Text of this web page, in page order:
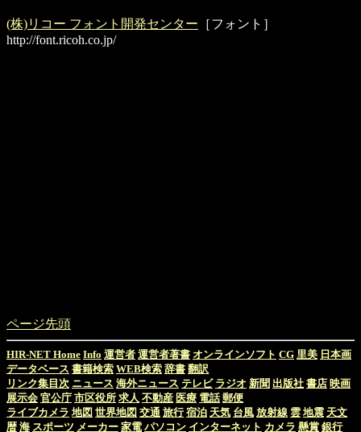
(株)リコー フォント開発センター ［フォント］
http://font.ricoh.co.jp/
ページ先頭
HIR-NET Home Info 運営者 運営者著書 オンラインソフト CG 里美 日本画
データベース 書籍検索 WEB検索 辞書 翻訳
リンク集目次 ニュース 海外ニュース テレビ ラジオ 新聞 出版社 書店 映画
展示会 官公庁 市区役所 求人 不動産 医療 電話 郵便
ライブカメラ 地図 世界地図 交通 旅行 宿泊 天気 台風 放射線 雲 地震 天文
暦 海 スポーツ メーカー 家電 パソコン インターネット カメラ 懸賞 銀行